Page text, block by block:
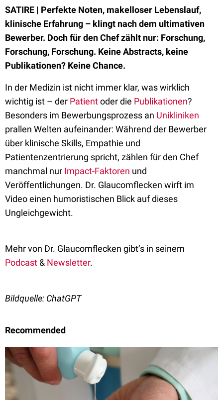
SATIRE | Perfekte Noten, makelloser Lebenslauf,
klinische Erfahrung – klingt nach dem ultimativen
Bewerber. Doch für den Chef zählt nur: Forschung,
Forschung, Forschung. Keine Abstracts, keine
Publikationen? Keine Chance.
In der Medizin ist nicht immer klar, was wirklich
wichtig ist – der Patientoder die Publikationen?
Besonders im Bewerbungsprozess an Unikliniken
prallen Welten aufeinander: Während der Bewerber
über klinische Skills, Empathie und
Patientenzentrierung spricht, zählen für den Chef
manchmal nur Impact-Faktoren und
Veröffentlichungen. Dr. Glaucomflecken wirft im
Video einen humoristischen Blick auf dieses
Ungleichgewicht.
Mehr von Dr. Glaucomflecken gibt’s in seinem
Podcast & Newsletter.
Bildquelle: ChatGPT
Recommended